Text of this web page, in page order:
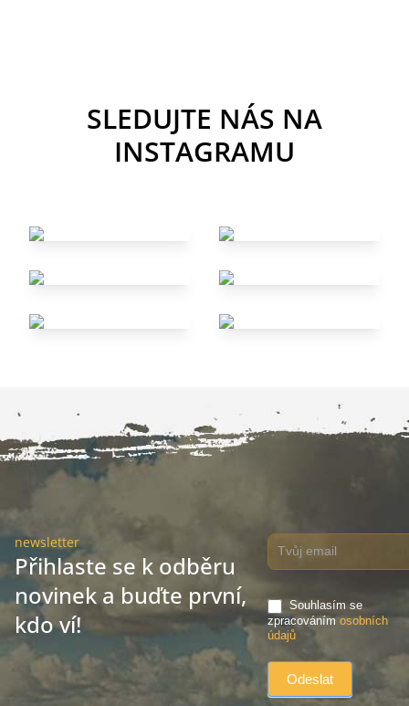
SLEDUJTE NÁS NA
INSTAGRAMU
newsletter
Přihlaste se k odběru
novinek a buďte první,
kdo ví!
Souhlasím se
zpracovánímosobních
údajů